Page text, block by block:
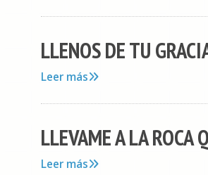
LLENOS DE TU
Leer más
LLEVAME A LA ROCA
Leer más